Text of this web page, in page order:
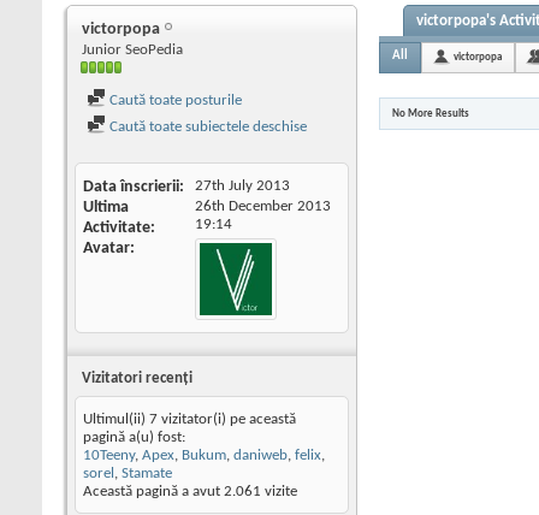
victorpopa
Junior SeoPedia
Caută toate posturile
Caută toate subiectele deschise
Data înscrierii 27th July 2013
Ultima
Activitate
26th December 2013
19:14
Avatar
Vizitatori recenţi
Ultimul(ii) 7 vizitator(i) pe această
pagină a(u) fost:
10Teeny, Apex, Bukum, daniweb, felix,
sorel , Stamate
Această pagină a avut 2.061 vizite
victorpopa's
All victorpopa
No More Results